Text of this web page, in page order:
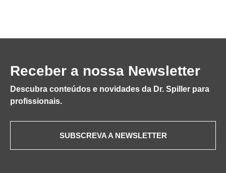
Receber a nossa Newsletter
Descubra conteúdos e novidades da Dr. Spiller para
profissionais.
SUBSCREVA A NEWSLETTER